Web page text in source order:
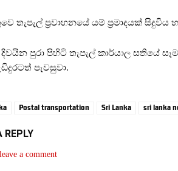
තැපැල් ප්‍රවාහනයේ යම් ප්‍රමාදයක්
පුරා පිහිටි තැපැල් කාර්යාල සතියේ
පැවසුවා.
Postal transportation Sri Lanka sri lanka
REPLY
a comment